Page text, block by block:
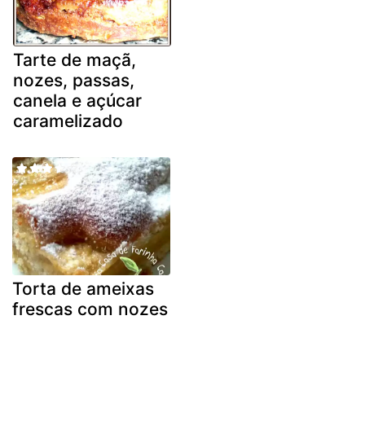
Tarte de maçã,
nozes, passas,
canela e açúcar
caramelizado
Torta de ameixas
frescas com nozes